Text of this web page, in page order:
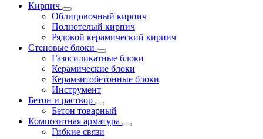
Кирпич
Облицовочный кирпич
Полнотелый кирпич
Рядовой керамический кирпич
Стеновые блоки
Газосиликатные блоки
Керамические блоки
Керамзитобетонные блоки
Инструмент
Бетон и раствор
Бетон товарный
Композитная арматура
Гибкие связи